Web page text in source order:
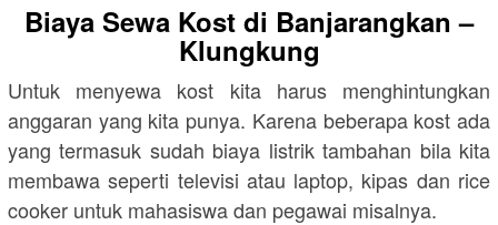
Biaya Sewa Kost di Banjarangkan –
Klungkung
Untuk menyewa kost kita harus menghintungkan
anggaran yang kita punya. Karena beberapa kost ada
yang termasuk sudah biaya listrik tambahan bila kita
membawa seperti televisi atau laptop, kipas dan rice
cooker untuk mahasiswa dan pegawai misalnya.